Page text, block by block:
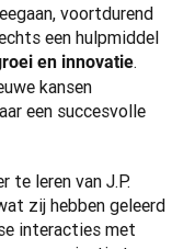
voortdurend
een hulpmiddel
en innovatie.
kansen
een succesvolle
te leren van J.P.
zij hebben geleerd
interacties met